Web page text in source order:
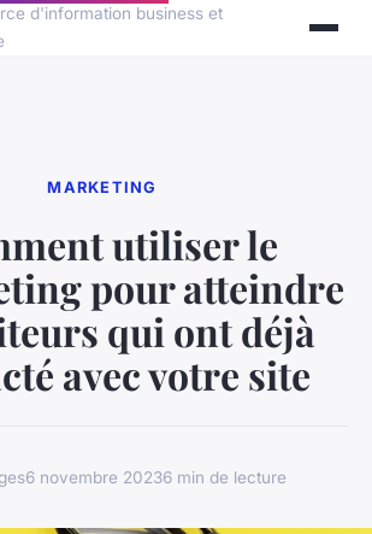
d'information business et
MARKETING
utiliser le
pour atteindre
qui ont déjà
avec votre site
6 novembre 20236 min de lecture